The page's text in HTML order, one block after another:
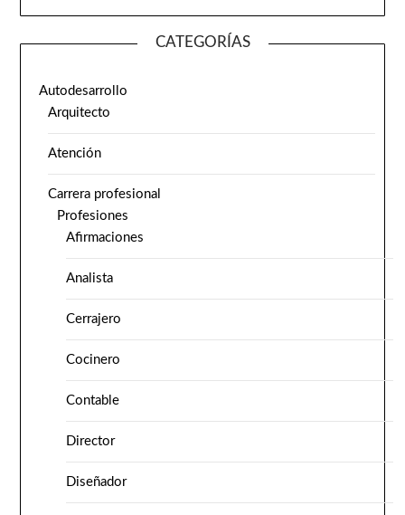
CATEGORÍAS
Autodesarrollo
Arquitecto
Atención
Carrera profesional
Profesiones
Afirmaciones
Analista
Cerrajero
Cocinero
Contable
Director
Diseñador